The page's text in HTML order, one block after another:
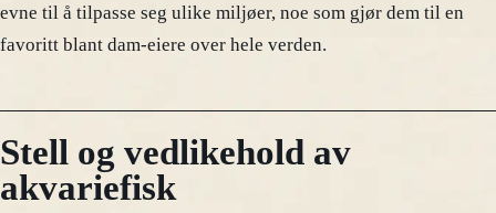
evne til å tilpasse seg ulike miljøer, noe som gjør dem til en
favoritt blant dam-eiere over hele verden.
Stell og vedlikehold av
akvariefisk